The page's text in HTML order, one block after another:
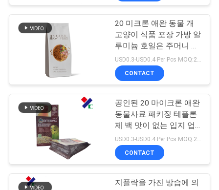
리
여
여
미생물에 의해 분해
된 패키징 테플론제
백
44
재활용할 수 있는 패
키징 테플론제 백
23
20 미크론 애완 동물 개
고양이 식품 포장 가방 알
루미늄 호일은 주머니 높
은 장벽을 위로 서 있습니
다
CONTACT
공인된 20 마이크론 애완
동물사료 패키징 테플론
제 백 맛이 없는 입지 업
알루미늄 호일 백 ISO
9001
CONTACT
지플락을 가진 방습에 의